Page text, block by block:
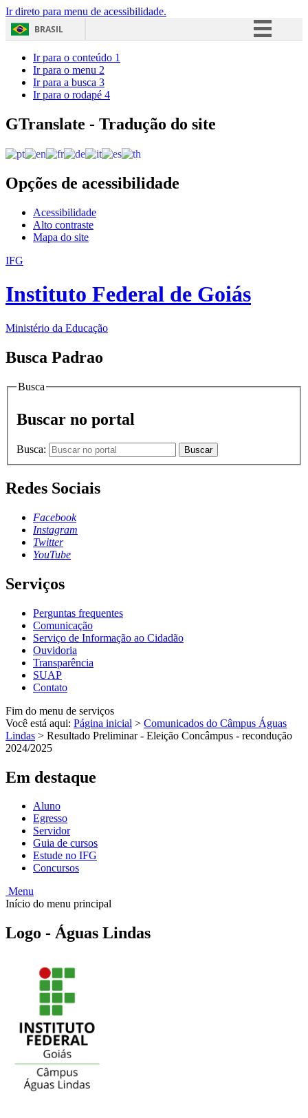
Ir direto para menu de acessibilidade.
BRASIL
Acesso à informação
Ir para o conteúdo 1
Ir para o menu 2
Ir para a busca 3
Ir para o rodapé 4
GTranslate - Tradução do site
Opções de acessibilidade
Acessibilidade
Alto contraste
Mapa do site
IFG
Instituto Federal de Goiás
Ministério da Educação
Busca Padrao
Busca
Buscar no portal
Busca: Buscar
Redes Sociais
Facebook
Instagram
Twitter
YouTube
Serviços
Perguntas frequentes
Comunicação
Serviço de Informação ao Cidadão
Ouvidoria
Transparência
SUAP
Contato
Fim do menu de serviços
Você está aqui: Página inicial > Comunicados do Câmpus Águas
Lindas > Resultado Preliminar - Eleição Concâmpus - recondução
2024/2025
Em destaque
Aluno
Egresso
Servidor
Guia de cursos
Estude no IFG
Concursos
Menu
Início do menu principal
Logo - Águas Lindas